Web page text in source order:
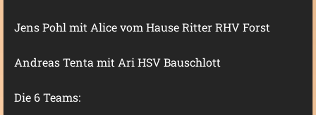
Jens Pohl mit Alice vom Hause Ritter RHV Forst
Andreas Tenta mit Ari HSV Bauschlott
Die 6 Teams: